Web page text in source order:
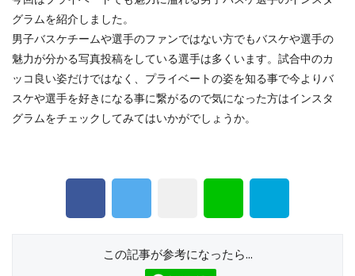
グラムを紹介しました。
男子バスケチームや選手のファンではない方でもバスケや選手の
魅力が分かる写真投稿をしている選手は多くいます。試合中のカ
ッコ良い姿だけではなく、プライベートの姿を知る事で今よりバ
スケや選手を好きになる事に繋がるので気になった方はインスタ
グラムをチェックしてみてはいかがでしょうか。
この記事が参考になったら...